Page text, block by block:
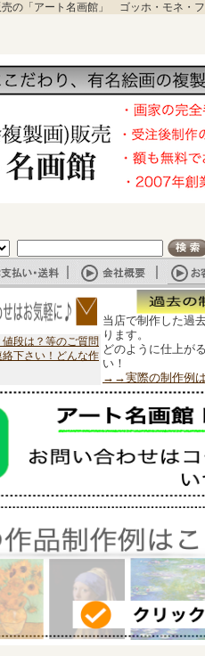
の「アート名画館」 ゴッホ・モネ・
段は？等のご質問
下さい！どんな作
当店で制作した過
ります。
どのように仕上が
い！
→→実際の制作例